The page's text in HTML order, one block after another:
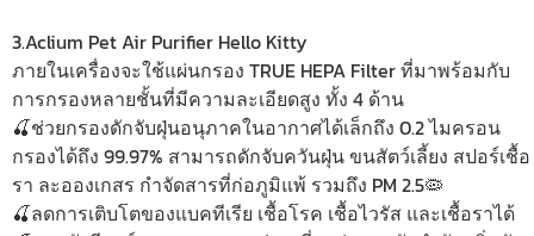
3.Aclium Pet Air Purifier Hello Kitty
ภายในเครื่องจะใช้แผ่นกรอง TRUE HEPA Filter ที่มาพร้อมกับ
การกรองหลายชั้นที่มีความละเอียดสูง ทั้ง 4 ด้าน
🍒ช่วยกรองดักจับฝุ่นอนุภาคในอากาศได้เล็กถึง 0.2 ไมครอน
กรองได้ถึง 99.97% สามารถดักจับควันฝุ่น ขนสัตว์เลี้ยง สปอร์เชื้อ
รา ละอองเกสร กำจัดสารที่ก่อภูมิแพ้ รวมถึง PM 2.5🦠
🍒ลดการเติบโตของแบคทีเรีย เชื้อโรค เชื้อไวรัส และเชื้อราได้